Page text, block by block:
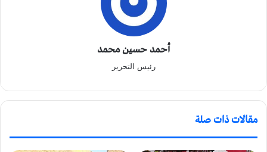
أحمد حسين محمد
رئيس التحرير
مقالات ذات صلة